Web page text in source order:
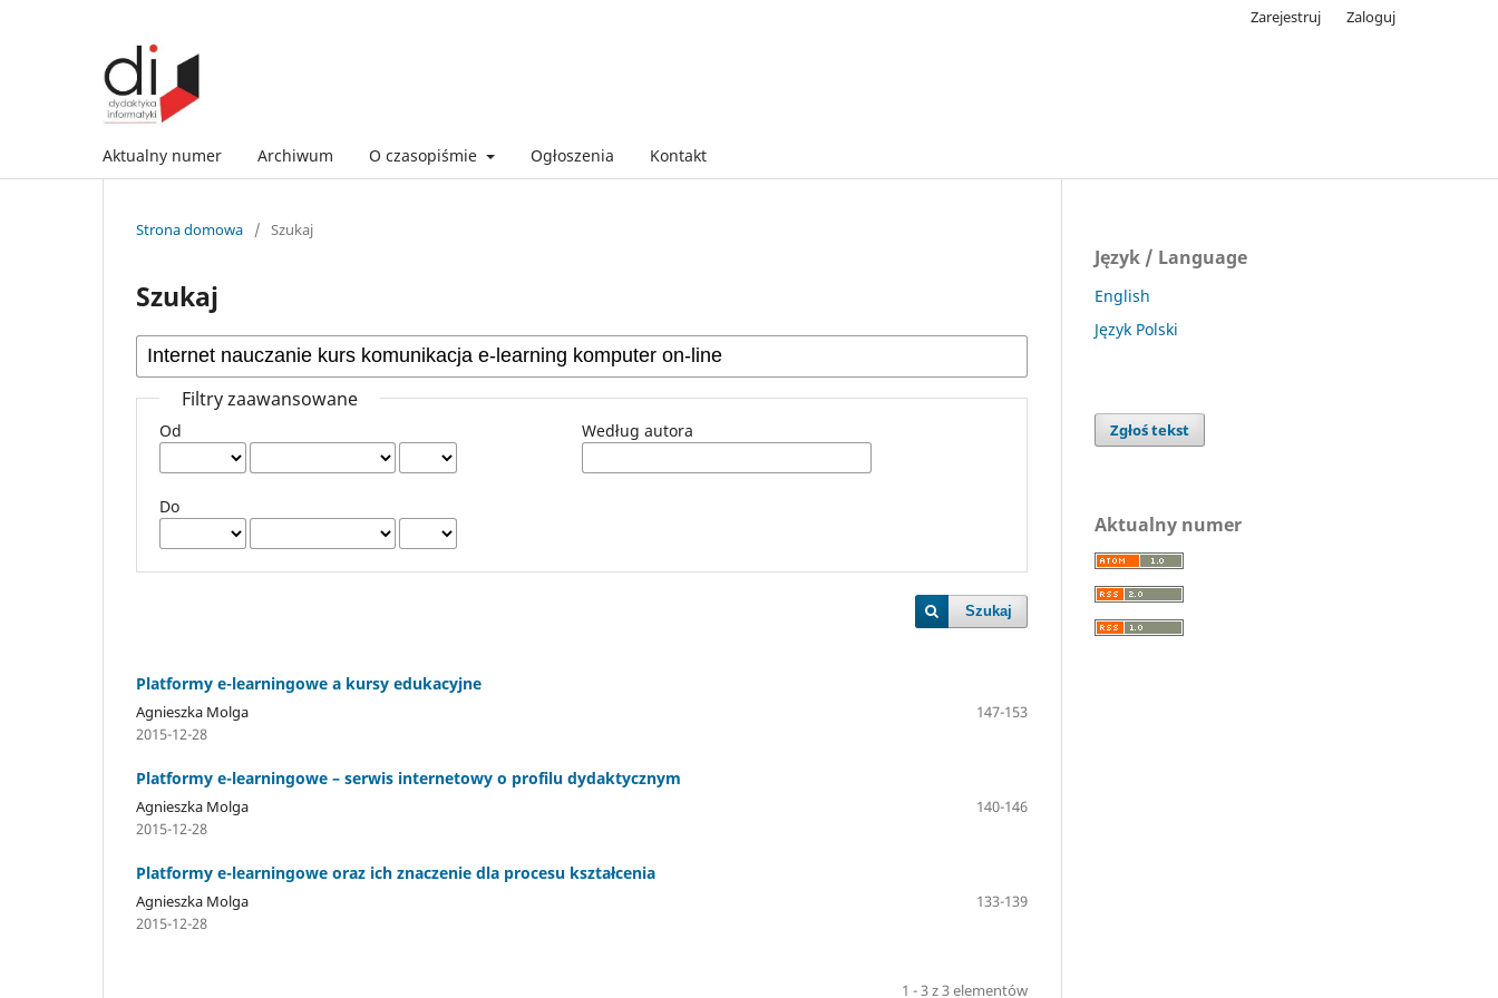
Aktualny numer Archiwum O czasopiśmie Ogłoszenia Kontakt
Zarejestruj Zaloguj
Strona domowa / Szukaj
Szukaj
Filtry zaawansowane
Od
Do
Według autora
Szukaj
Platformy e-learningowe a kursy edukacyjne
Agnieszka Molga
147-153
2015-12-28
Platformy e-learningowe – serwis internetowy o profilu dydaktycznym
Agnieszka Molga
140-146
2015-12-28
Platformy e-learningowe oraz ich znaczenie dla procesu kształcenia
Agnieszka Molga
133-139
2015-12-28
1 - 3 z 3 elementów
Język / Language
English
Język Polski
Zgłoś tekst
Aktualny numer